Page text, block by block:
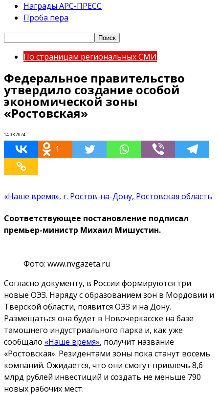
Награды АРС-ПРЕСС
Проба пера
По страницам региональных СМИ
Федеральное правительство
утвердило создание особой
экономической зоны
«Ростовская»
14.03.2024
1
«Наше время», г. Ростов-на-Дону, Ростовская область
Соответствующее постановление подписал
премьер-министр Михаил Мишустин.
Фото: www.nvgazeta.ru
Согласно документу, в России формируются три
новые ОЭЗ. Наряду с образованием зон в Мордовии и
Тверской области, появится ОЭЗ и на Дону.
Размещаться она будет в Новочеркасске на базе
тамошнего индустриального парка и, как уже
сообщало «Наше время», получит название
«Ростовская». Резидентами зоны пока станут восемь
компаний. Ожидается, что они смогут привлечь 8,6
млрд рублей инвестиций и создать не меньше 790
новых рабочих мест.